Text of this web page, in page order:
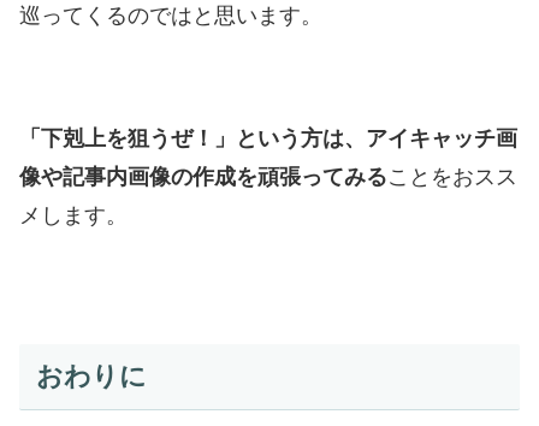
巡ってくるのではと思います。
「下剋上を狙うぜ！」という方は、アイキャッチ画
像や記事内画像の作成を頑張ってみることをおスス
メします。
おわりに